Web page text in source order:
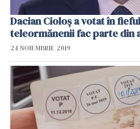
Dacian Cioloș a votat în
teleormănenii fac parte din
24 NOIEMBRIE 2019